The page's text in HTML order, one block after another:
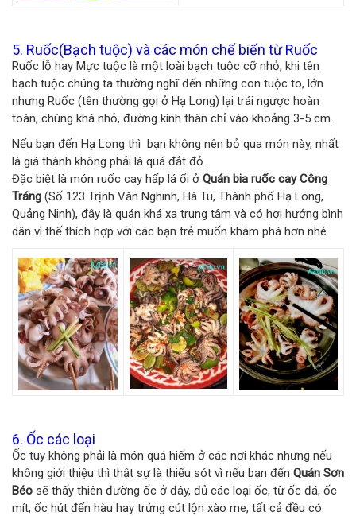
5. Ruốc(Bạch tuộc) và các món chế biến từ Ruốc
Ruốc lỗ hay Mực tuộc là một loài bạch tuộc cỡ nhỏ, khi tên
bạch tuộc chúng ta thường nghĩ đến những con tuộc to, lớn
nhưng Ruốc (tên thường gọi ở Hạ Long) lại trái ngược hoàn
toàn, chúng khá nhỏ, đường kính thân chỉ vào khoảng 3-5 cm.
Nếu bạn đến Hạ Long thì bạn không nên bỏ qua món này, nhất
là giá thành không phải là quá đắt đỏ.
Đặc biệt là món ruốc cay hấp lá ổi ở Quán bia ruốc cay Công
Tráng (Số 123 Trịnh Văn Nghinh, Hà Tu, Thành phố Hạ Long,
Quảng Ninh), đây là quán khá xa trung tâm và có hơi hướng bình
dân vì thế thích hợp với các bạn trẻ muốn khám phá hơn nhé.
6. Ốc các loại
Ốc tuy không phải là món quá hiếm ở các nơi khác nhưng nếu
không giới thiệu thì thật sự là thiếu sót vì nếu bạn đến Quán Sơn
Béo sẽ thấy thiên đường ốc ở đây, đủ các loại ốc, từ ốc đá, ốc
mít, ốc hút đến hàu hay trứng cút lộn xào me, tất cả đều có.